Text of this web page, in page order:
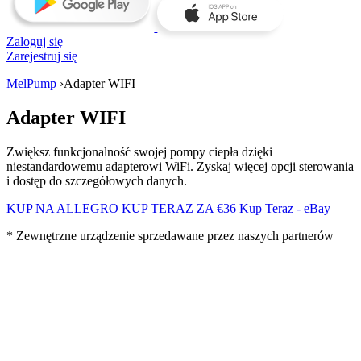
Zaloguj się
Zarejestruj się
MelPump ›Adapter WIFI
Adapter WIFI
Zwiększ funkcjonalność swojej pompy ciepła dzięki
niestandardowemu adapterowi WiFi. Zyskaj więcej opcji sterowania
i dostęp do szczegółowych danych.
KUP NA ALLEGRO KUP TERAZ ZA €36 Kup Teraz - eBay
* Zewnętrzne urządzenie sprzedawane przez naszych partnerów